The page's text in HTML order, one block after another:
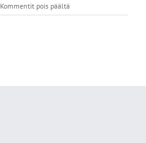
Kommentit pois päältä
IMG_9599